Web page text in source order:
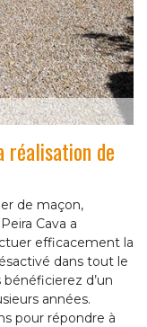
réalisation de
de maçon,
Cava a
efficacement la
dans tout le
d’un
années.
pour répondre à